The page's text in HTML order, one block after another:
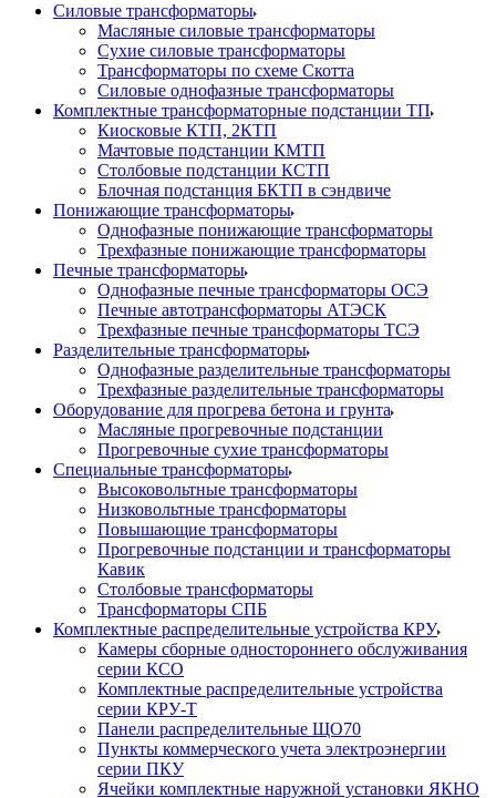
Силовые трансформаторы
Масляные силовые трансформаторы
Сухие силовые трансформаторы
Трансформаторы по схеме Скотта
Силовые однофазные трансформаторы
Комплектные трансформаторные подстанции ТП
Киосковые КТП, 2КТП
Мачтовые подстанции КМТП
Столбовые подстанции КСТП
Блочная подстанция БКТП в сэндвиче
Понижающие трансформаторы
Однофазные понижающие трансформаторы
Трехфазные понижающие трансформаторы
Печные трансформаторы
Однофазные печные трансформаторы ОСЭ
Печные автотрансформаторы АТЭСК
Трехфазные печные трансформаторы ТСЭ
Разделительные трансформаторы
Однофазные разделительные трансформаторы
Трехфазные разделительные трансформаторы
Оборудование для прогрева бетона и грунта
Масляные прогревочные подстанции
Прогревочные сухие трансформаторы
Специальные трансформаторы
Высоковольтные трансформаторы
Низковольтные трансформаторы
Повышающие трансформаторы
Прогревочные подстанции и трансформаторы
Кавик
Столбовые трансформаторы
Трансформаторы СПБ
Комплектные распределительные устройства КРУ
Камеры сборные одностороннего обслуживания
серии КСО
Комплектные распределительные устройства
серии КРУ-Т
Панели распределительные ЩО70
Пункты коммерческого учета электроэнергии
серии ПКУ
Ячейки комплектные наружной установки ЯКНО